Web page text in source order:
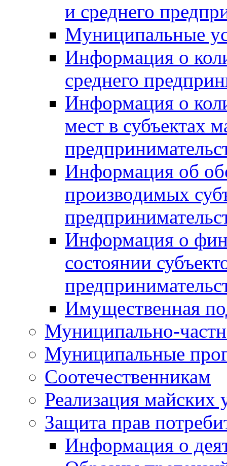
и среднего
Муниципальные
Информация о
среднего
Информация о
мест в субъектах
Информация об
производимых
Информация о
состоянии
Имущественная
Муниципально-
Муниципальные
Соотечественникам
Реализация майских
Защита прав
Информация о